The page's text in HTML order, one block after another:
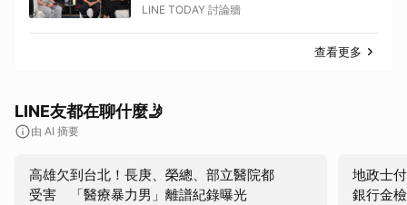
LINE TODAY 討論牆
查看更多
LINE友都在聊什麼🤳
由 AI 摘要
高雄欠到台北！長庚、榮總、部立醫院都
受害 「醫療暴力男」離譜紀錄曝光
地政士
銀行金